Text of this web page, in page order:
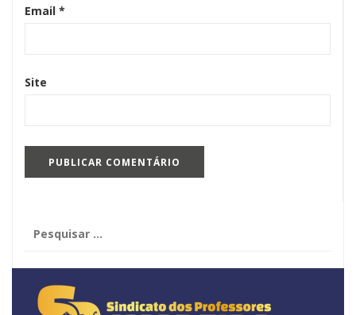
Email *
Site
por: